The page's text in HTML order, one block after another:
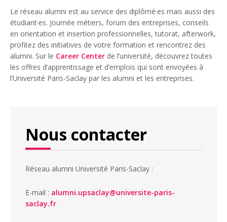
Le réseau alumni est au service des diplômé·es mais aussi des
étudiant·es. Journée métiers, forum des entreprises, conseils
en orientation et insertion professionnelles, tutorat, afterwork,
profitez des initiatives de votre formation et rencontrez des
alumni. Sur le Career Center de l’université, découvrez toutes
les offres d’apprentissage et d’emplois qui sont envoyées à
l’Université Paris-Saclay par les alumni et les entreprises.
Nous contacter
Réseau alumni Université Paris-Saclay :
E-mail : alumni.upsaclay@universite-paris-
saclay.fr